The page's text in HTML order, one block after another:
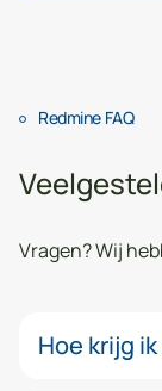
Redmine FAQ
Vragen? Wij
Hoe krijg